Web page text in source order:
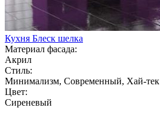
Кухня Блеск шелка
Материал фасада:
Акрил
Стиль:
Минимализм, Современный, Хай-тек
Цвет:
Сиреневый